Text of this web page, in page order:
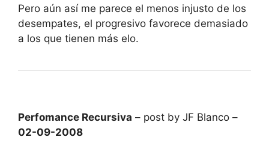
Pero aún así me parece el menos injusto de los
desempates, el progresivo favorece demasiado
a los que tienen más elo.
Perfomance Recursiva – post by JF Blanco –
02-09-2008